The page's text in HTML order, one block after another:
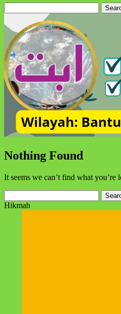
for:
Nothing Found
It seems we can’t find what you’re
for:
Hikmah